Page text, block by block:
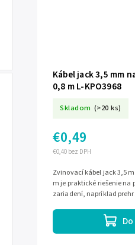
Kábel jack 3,5 mm
0,8 m L-KPO3968
Skladom (>20 ks)
€0,40 bez DPH
€0,49
Zvinovací kábel jack 3,5
m je praktické riešenie na
zariadení, napríklad